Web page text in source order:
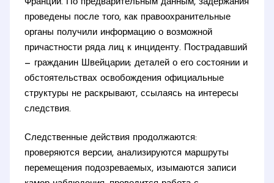
Франции. По предварительным данным, задержания
проведены после того, как правоохранительные
органы получили информацию о возможной
причастности ряда лиц к инциденту. Пострадавший
— гражданин Швейцарии; деталей о его состоянии и
обстоятельствах освобождения официальные
структуры не раскрывают, ссылаясь на интересы
следствия.
Следственные действия продолжаются:
проверяются версии, анализируются маршруты
перемещения подозреваемых, изымаются записи